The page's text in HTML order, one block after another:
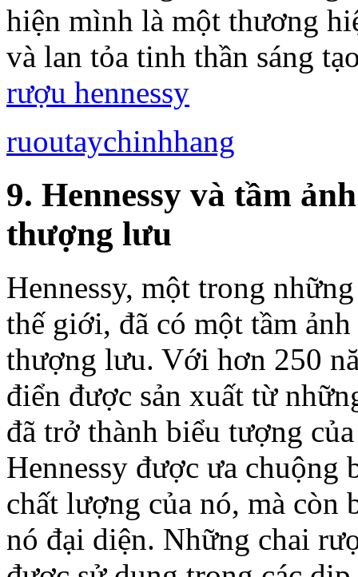
hiện mình là một thương
và lan tỏa tinh thần sáng
rượu hennessy
ruoutaychinhhang
9. Hennessy và tầm
thượng lưu
Hennessy, một trong
thế giới, đã có một tầm
thượng lưu. Với hơn 250
điển được sản xuất từ
đã trở thành biểu tượng
Hennessy được ưa
chất lượng của nó, mà còn
nó đại diện. Những chai